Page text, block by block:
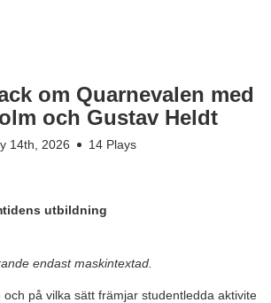
om Quarnevalen med
och Gustav Heldt
14th, 2026
14 Plays
utbildning
endast maskintextad.
och på vilka sätt främjar studentledda aktivite